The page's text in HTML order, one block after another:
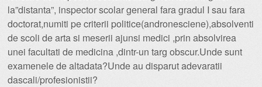
la”distanta”, inspector scolar general fara gradul I sau fara
doctorat,numiti pe criterii politice(andronesciene),absolventi
de scoli de arta si meserii ajunsi medici ,prin absolvirea
unei facultati de medicina ,dintr-un targ obscur.Unde sunt
examenele de altadata?Unde au disparut adevaratii
dascali/profesionistii?